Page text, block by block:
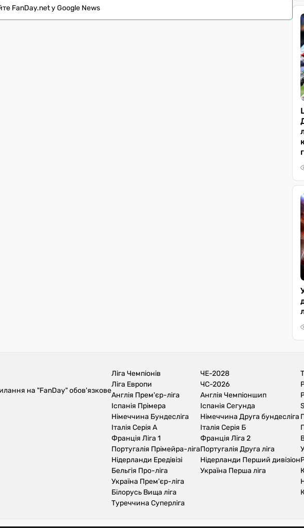
FanDay.net у Google News
на "FanDay" обов'язкове
Ліга Чемпіонів
Ліга Европи
Англія Прем'єр-ліга
Іспанія Прімера
Німеччина Бундесліга
Італія Серія А
Франція Ліга 1
Португалія Прімейра-ліга
Нідерланди Ередівізі
Бельгія Про-ліга
Україна Прем'єр-ліга
Білорусь Вища ліга
Туреччина Суперліга
ЧЕ-2028
ЧС-2026
Англія Чемпіоншип
Іспанія Сегунда
Німеччина Друга бундесліга
Італія Серія Б
Франція Ліга 2
Португалія Друга ліга
Нідерланди Перший дивізіон
Україна Перша ліга